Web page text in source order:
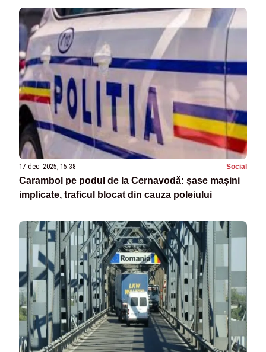
17 dec. 2025, 15:38 Social
Carambol pe podul de la Cernavodă: șase mașini
implicate, traficul blocat din cauza poleiului